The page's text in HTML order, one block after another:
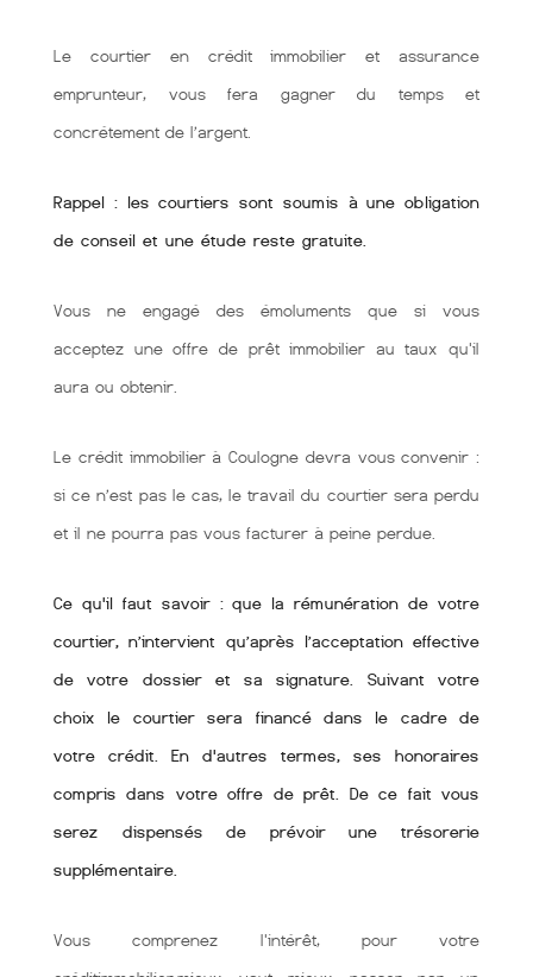
Le courtier en crédit immobilier et assurance
emprunteur, vous fera gagner du temps et
concrétement de l’argent.
Rappel : les courtiers sont soumis à une obligation
de conseil et une étude reste gratuite.
Vous ne engagé des émoluments que si vous
acceptez une offre de prêt immobilier au taux qu'il
aura ou obtenir.
Le crédit immobilier à Coulogne devra vous convenir :
si ce n’est pas le cas, le travail du courtier sera perdu
et il ne pourra pas vous facturer à peine perdue.
Ce qu'il faut savoir : que la rémunération de votre
courtier, n’intervient qu’après l’acceptation effective
de votre dossier et sa signature. Suivant votre
choix le courtier sera financé dans le cadre de
votre crédit. En d'autres termes, ses honoraires
compris dans votre offre de prêt. De ce fait vous
serez dispensés de prévoir une trésorerie
supplémentaire.
Vous comprenez l'intérêt, pour votre